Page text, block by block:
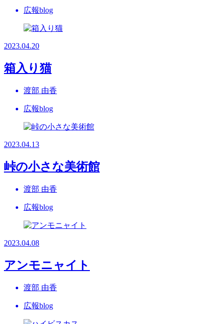
広報blog
2023.04.20
箱入り猫
渡部 由香
広報blog
2023.04.13
峠の小さな美術館
渡部 由香
広報blog
2023.04.08
アンモニャイト
渡部 由香
広報blog